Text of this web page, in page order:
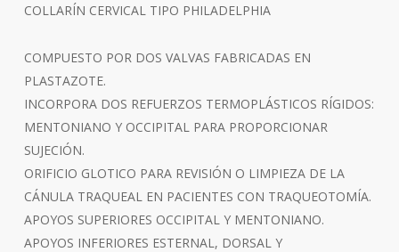
COLLARÍN CERVICAL TIPO PHILADELPHIA
COMPUESTO POR DOS VALVAS FABRICADAS EN
PLASTAZOTE.
INCORPORA DOS REFUERZOS TERMOPLÁSTICOS RÍGIDOS:
MENTONIANO Y OCCIPITAL PARA PROPORCIONAR
SUJECIÓN.
ORIFICIO GLOTICO PARA REVISIÓN O LIMPIEZA DE LA
CÁNULA TRAQUEAL EN PACIENTES CON TRAQUEOTOMÍA.
APOYOS SUPERIORES OCCIPITAL Y MENTONIANO.
APOYOS INFERIORES ESTERNAL, DORSAL Y